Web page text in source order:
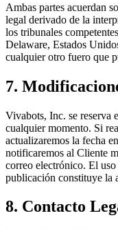
Ambas partes acuerdan
legal derivado de la
los tribunales
Delaware, Estados
cualquier otro fuero que
7.
Vivabots, Inc. se reserva
cualquier momento. Si
actualizaremos la fecha
notificaremos al Cliente
correo electrónico. El
publicación constituye la
8. Contacto